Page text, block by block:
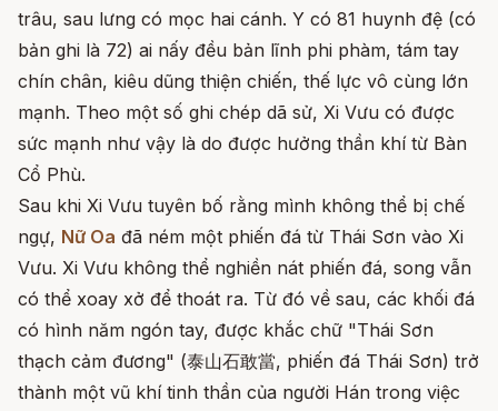
trâu, sau lưng có mọc hai cánh. Y có 81 huynh đệ (có
bản ghi là 72) ai nấy đều bản lĩnh phi phàm, tám tay
chín chân, kiêu dũng thiện chiến, thế lực vô cùng lớn
mạnh. Theo một số ghi chép dã sử, Xi Vưu có được
sức mạnh như vậy là do được hưởng thần khí từ Bàn
Cổ Phù.
Sau khi Xi Vưu tuyên bố rằng mình không thể bị chế
ngự, Nữ Oa đã ném một phiến đá từ Thái Sơn vào Xi
Vưu. Xi Vưu không thể nghiền nát phiến đá, song vẫn
có thể xoay xở để thoát ra. Từ đó về sau, các khối đá
có hình năm ngón tay, được khắc chữ "Thái Sơn
thạch cảm đương" (泰山石敢當, phiến đá Thái Sơn) trở
thành một vũ khí tinh thần của người Hán trong việc